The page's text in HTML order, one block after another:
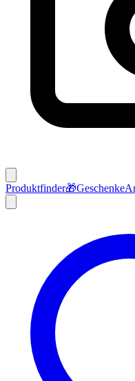
Produktfinder🎁Geschenke